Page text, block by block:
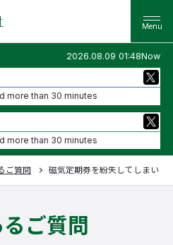
2026.08.09 01:48Now
more than 30 minutes
more than 30 minutes
ご質問 磁気定期券を紛失してしまいま
ご質問